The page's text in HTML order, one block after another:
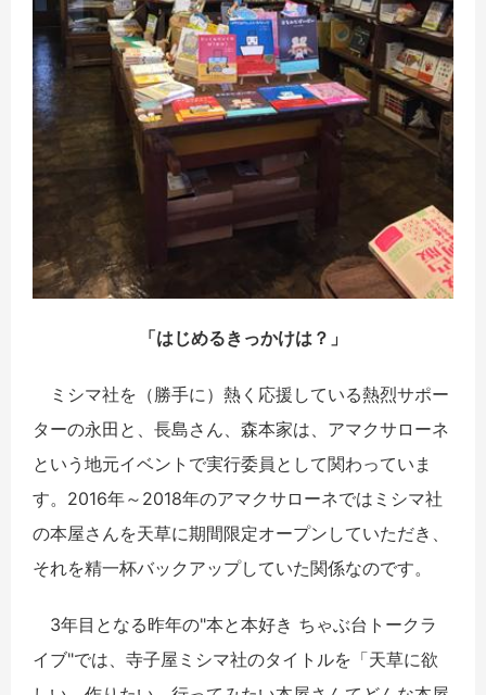
「はじめるきっかけは？」
ミシマ社を（勝手に）熱く応援している熱烈サポー
ターの永田と、長島さん、森本家は、アマクサローネ
という地元イベントで実行委員として関わっていま
す。2016年～2018年のアマクサローネではミシマ社
の本屋さんを天草に期間限定オープンしていただき、
それを精一杯バックアップしていた関係なのです。
3年目となる昨年の"本と本好き ちゃぶ台トークラ
イブ"では、寺子屋ミシマ社のタイトルを「天草に欲